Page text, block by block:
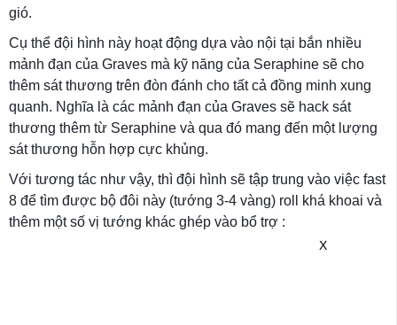
gió.
Cụ thể đội hình này hoạt động dựa vào nội tại bắn nhiều
mảnh đạn của Graves mà kỹ năng của Seraphine sẽ cho
thêm sát thương trên đòn đánh cho tất cả đồng minh xung
quanh. Nghĩa là các mảnh đạn của Graves sẽ hack sát
thương thêm từ Seraphine và qua đó mang đến một lượng
sát thương hỗn hợp cực khủng.
Với tương tác như vậy, thì đội hình sẽ tập trung vào việc fast
8 để tìm được bộ đôi này (tướng 3-4 vàng) roll khá khoai và
thêm một số vị tướng khác ghép vào bổ trợ :
X